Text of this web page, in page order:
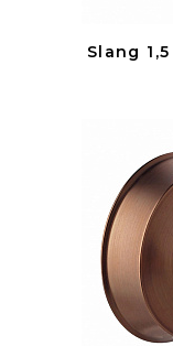
Slang